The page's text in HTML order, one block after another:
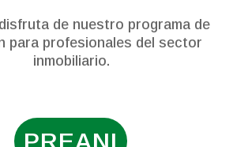
de nuestro programa de
para profesionales del sector
inmobiliario.
PREANI